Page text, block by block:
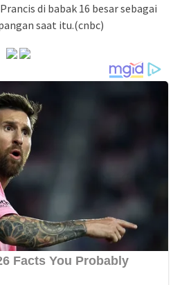
di babak 16 besar sebagai
saat itu.(cnbc)